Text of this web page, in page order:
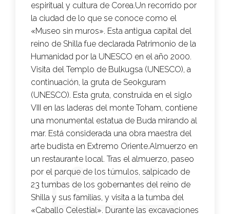
espiritual y cultura de Corea.Un recorrido por
la ciudad de lo que se conoce como el
«Museo sin muros». Esta antigua capital del
reino de Shilla fue declarada Patrimonio de la
Humanidad por la UNESCO en el año 2000.
Visita del Templo de Bulkugsa (UNESCO), a
continuación, la gruta de Seokguram
(UNESCO). Esta gruta, construida en el siglo
VIII en las laderas del monte Toham, contiene
una monumental estatua de Buda mirando al
mar. Está considerada una obra maestra del
arte budista en Extremo Oriente.Almuerzo en
un restaurante local. Tras el almuerzo, paseo
por el parque de los túmulos, salpicado de
23 tumbas de los gobernantes del reino de
Shilla y sus familias, y visita a la tumba del
«Caballo Celestial». Durante las excavaciones